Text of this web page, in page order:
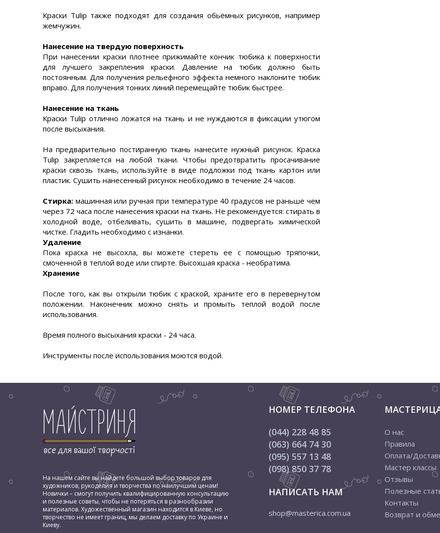
Краски Tulip также подходят для создания обьёмных рисунков, например
жемчужин.
Нанесение на твердую поверхность
При нанесении краски плотнее прижимайте кончик тюбика к поверхности
для лучшего закрепления краски. Давление на тюбик должно быть
постоянным. Для получения рельефного эффекта немного наклоните тюбик
вправо. Для получения тонких линий перемещайте тюбик быстрее.
Нанесение на ткань
Краски Tulip отлично ложатся на ткань и не нуждаются в фиксации утюгом
после высыхания.
На предварительно постиранную ткань нанесите нужный рисунок. Краска
Tulip закрепляется на любой ткани. Чтобы предотвратить просачивание
краски сквозь ткань, используйте в виде подложки под ткань картон или
пластик. Сушить нанесенный рисунок необходимо в течение 24 часов.
Стирка: машинная или ручная при температуре 40 градусов не раньше чем
через 72 часа после нанесения краски на ткань. Не рекомендуется: стирать в
холодной воде, отбеливать, сушить в машине, подвергать химической
чистке. Гладить необходимо с изнанки.
Удаление
Пока краска не высохла, вы можете стереть ее с помощью тряпочки,
смоченной в теплой воде или спирте. Высохшая краска - необратима.
Хранение
После того, как вы открыли тюбик с краской, храните его в перевернутом
положении. Наконечник можно снять и промыть теплой водой после
использования.
Время полного высыхания краски - 24 часа.
Инструменты после использования моются водой.
На нашем сайте вы найдете большой выбор товаров для
художников, рукоделия и творчества по наилучшим ценам!
Новички – смогут получить квалифицированную консультацию
и полезные советы, чтобы не потеряться в разнообразии
материалов. Художественный магазин находится в Киеве, но
творчество не имеет границ, мы делаем доставку по Украине и
Киеву.
НОМЕР ТЕЛЕФОНА
(044) 228 48 85
(063) 664 74 30
(095) 557 13 48
(098) 850 37 78
НАПИСАТЬ НАМ
shop@masterica.com.ua
О нас
Правила
Оплата/
Мастер классы
Отзывы
Полезные
Контакты
Возврат и